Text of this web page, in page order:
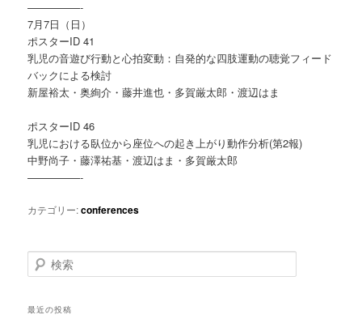
—————-
7月7日（日）
ポスターID 41
乳児の音遊び行動と心拍変動：自発的な四肢運動の聴覚フィード
バックによる検討
新屋裕太・奥絢介・藤井進也・多賀厳太郎・渡辺はま
ポスターID 46
乳児における臥位から座位への起き上がり動作分析(第2報)
中野尚子・藤澤祐基・渡辺はま・多賀厳太郎
—————-
カテゴリー:conferences
検
索
最近の投稿